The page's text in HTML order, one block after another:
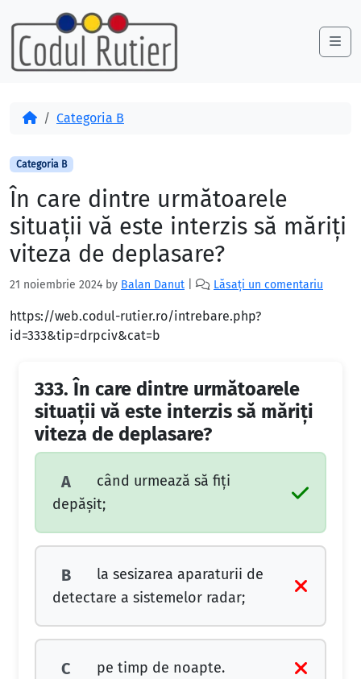
Skip to content
Skip to footer
AcasăCategoria B
Categoria B
În care dintre următoarele
situaţii vă este interzis să măriţi
viteza de deplasare?
21 noiembrie 2024 by Balan Danut Lăsați un comentariu
https://web.codul-rutier.ro/intrebare.php?
id=333&tip=drpciv&cat=b
333. În care dintre următoarele
situaţii vă este interzis să măriţi
viteza de deplasare?
A
când urmează să fiţi
depăşit;
B
la sesizarea aparaturii de
detectare a sistemelor radar;
C pe timp de noapte.